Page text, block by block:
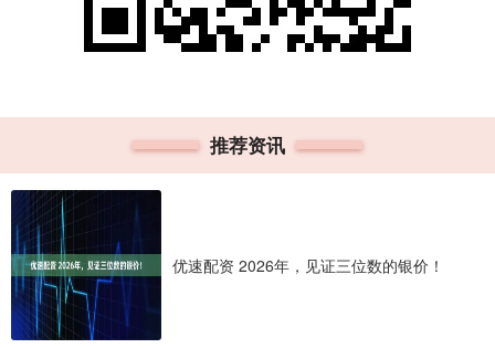
推荐资讯
优速配资 2026年，见证三位数的银价！